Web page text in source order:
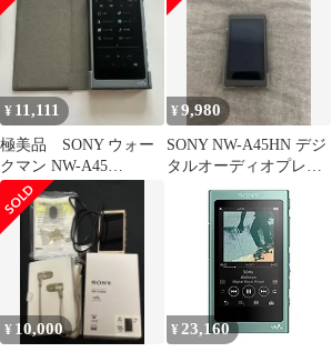
Bluetooth/microSD/ハイ
レゾ対応 最大39時間連
続再生 2017年モデル ト
ワイライトレッド NW-
A n5ksbvb
¥ 11,111
極美品 SONY ウォー
クマン NW-A45
16GB【カバー、ケーブ
ル付き】
¥9,980
SONY NW-A45HN デジ
タルオーディオプレー
¥ 10,000 ¥ 23,160